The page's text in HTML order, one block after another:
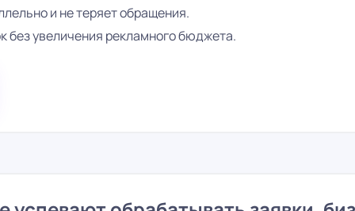
ИИ-ассистент позволяет получить
рост количества заявок за счет
снижения потерь и повышения
и не теряет обращения.
без увеличения рекламного бюджета.